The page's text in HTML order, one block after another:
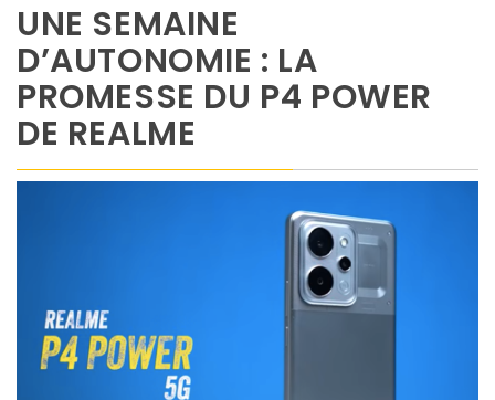
UNE SEMAINE
D’AUTONOMIE : LA
PROMESSE DU P4 POWER
DE REALME